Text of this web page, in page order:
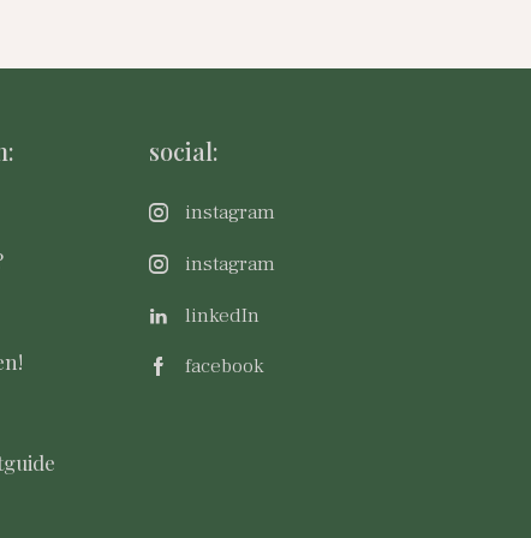
social:
instagram
instagram
linkedIn
facebook